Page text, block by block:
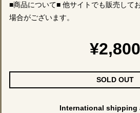
■商品について■ 他サイトでも販売して
場合がございます。
¥2,800
SOLD OUT
International shipping